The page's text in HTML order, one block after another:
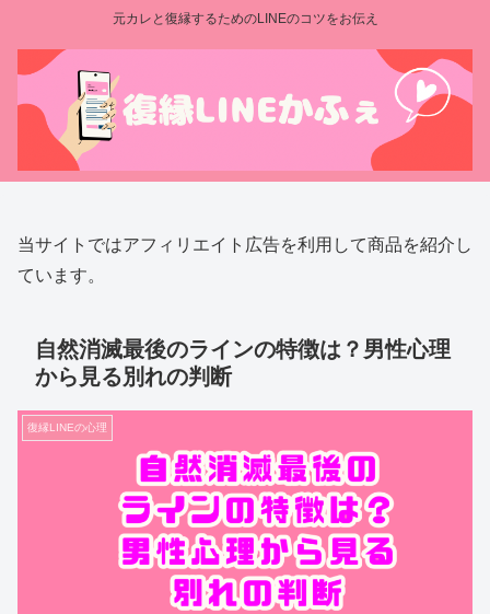
元カレと復縁するためのLINEのコツをお伝え
当サイトではアフィリエイト広告を利用して商品を紹介し
ています。
自然消滅最後のラインの特徴は？男性心理
から見る別れの判断
復縁LINEの心理